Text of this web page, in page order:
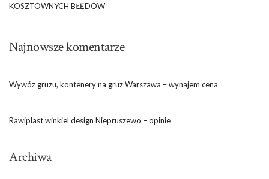
KOSZTOWNYCH BŁĘDÓW
Najnowsze komentarze
Wywóz gruzu, kontenery na gruz Warszawa – wynajem cena
Rawiplast winkiel design Niepruszewo – opinie
Archiwa